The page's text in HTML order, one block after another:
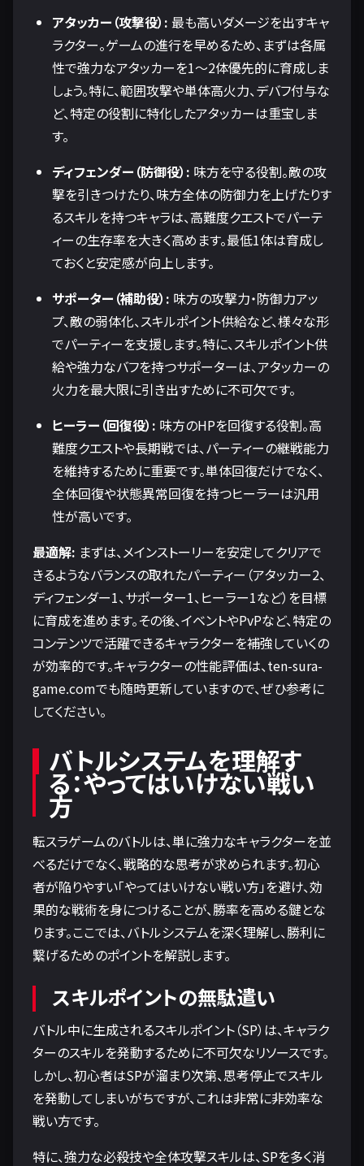
アタッカー（攻撃役）: 最も高いダメージを出すキャ
ラクター。ゲームの進行を早めるため、まずは各属
性で強力なアタッカーを1～2体優先的に育成しま
しょう。特に、範囲攻撃や単体高火力、デバフ付与な
ど、特定の役割に特化したアタッカーは重宝しま
す。
ディフェンダー（防御役）: 味方を守る役割。敵の攻
撃を引きつけたり、味方全体の防御力を上げたりす
るスキルを持つキャラは、高難度クエストでパーテ
ィーの生存率を大きく高めます。最低1体は育成し
ておくと安定感が向上します。
サポーター（補助役）: 味方の攻撃力・防御力アッ
プ、敵の弱体化、スキルポイント供給など、様々な形
でパーティーを支援します。特に、スキルポイント供
給や強力なバフを持つサポーターは、アタッカーの
火力を最大限に引き出すために不可欠です。
ヒーラー（回復役）: 味方のHPを回復する役割。高
難度クエストや長期戦では、パーティーの継戦能力
を維持するために重要です。単体回復だけでなく、
全体回復や状態異常回復を持つヒーラーは汎用
性が高いです。
最適解: まずは、メインストーリーを安定してクリアで
きるようなバランスの取れたパーティー（アタッカー2、
ディフェンダー1、サポーター1、ヒーラー1など）を目標
に育成を進めます。その後、イベントやPvPなど、特定の
コンテンツで活躍できるキャラクターを補強していくの
が効率的です。キャラクターの性能評価は、ten-sura-
game.comでも随時更新していますので、ぜひ参考に
してください。
バトルシステムを理解す
る：やってはいけない戦い
方
転スラゲームのバトルは、単に強力なキャラクターを並
べるだけでなく、戦略的な思考が求められます。初心
者が陥りやすい「やってはいけない戦い方」を避け、効
果的な戦術を身につけることが、勝率を高める鍵とな
ります。ここでは、バトルシステムを深く理解し、勝利に
繋げるためのポイントを解説します。
スキルポイントの無駄遣い
バトル中に生成されるスキルポイント（SP）は、キャラク
ターのスキルを発動するために不可欠なリソースです。
しかし、初心者はSPが溜まり次第、思考停止でスキル
を発動してしまいがちですが、これは非常に非効率な
戦い方です。
特に、強力な必殺技や全体攻撃スキルは、SPを多く消